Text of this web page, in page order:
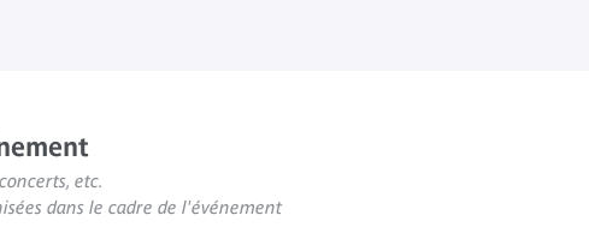
etc.
dans le cadre de l'événement